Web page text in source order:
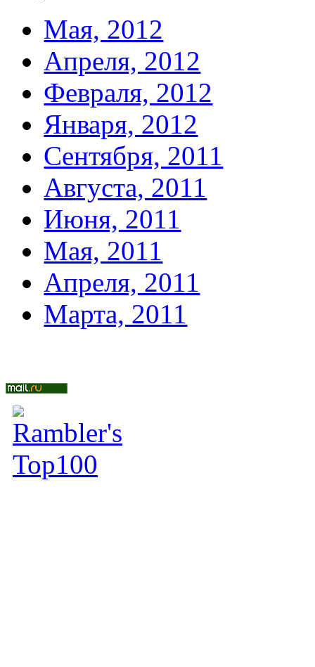
Мая, 2012
Апреля, 2012
Февраля, 2012
Января, 2012
Сентября, 2011
Августа, 2011
Июня, 2011
Мая, 2011
Апреля, 2011
Марта, 2011